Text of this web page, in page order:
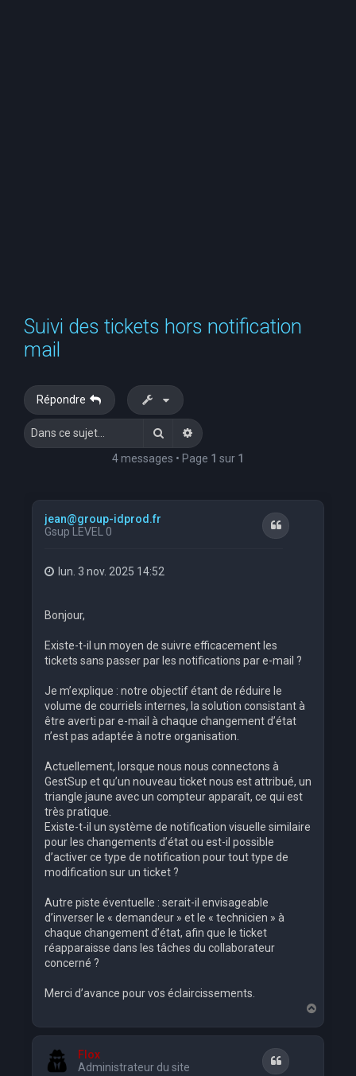
Suivi des tickets hors notification
mail
Répondre
RechercherRecherche avancée
4 messages • Page 1 sur 1
jean@group-idprod.fr
Gsup LEVEL 0
Citation
lun. 3 nov. 2025 14:52
Bonjour,
Existe-t-il un moyen de suivre efficacement les
tickets sans passer par les notifications par e-mail ?
Je m’explique : notre objectif étant de réduire le
volume de courriels internes, la solution consistant à
être averti par e-mail à chaque changement d’état
n’est pas adaptée à notre organisation.
Actuellement, lorsque nous nous connectons à
GestSup et qu’un nouveau ticket nous est attribué, un
triangle jaune avec un compteur apparaît, ce qui est
très pratique.
Existe-t-il un système de notification visuelle similaire
pour les changements d’état ou est-il possible
d’activer ce type de notification pour tout type de
modification sur un ticket ?
Autre piste éventuelle : serait-il envisageable
d’inverser le « demandeur » et le « technicien » à
chaque changement d’état, afin que le ticket
réapparaisse dans les tâches du collaborateur
concerné ?
Merci d’avance pour vos éclaircissements.
a
u
Flox
Administrateur du site
Citation